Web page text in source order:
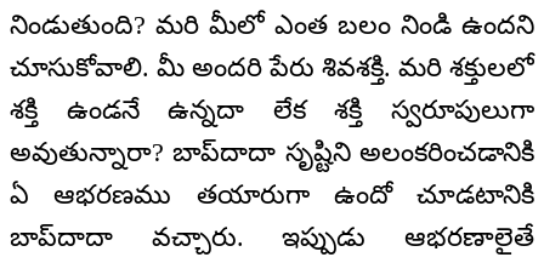
నిండుతుంది? మరి మీలో ఎంత బలం నిండి ఉందని
చూసుకోవాలి. మీ అందరి పేరు శివశక్తి. మరి శక్తులలో
శక్తి ఉండనే ఉన్నదా లేక శక్తి స్వరూపులుగా
అవుతున్నారా? బాప్‌దాదా సృష్టిని అలంకరించడానికి
ఏ ఆభరణము తయారుగా ఉందో చూడటానికి
బాప్‌దాదా వచ్చారు. ఇప్పుడు ఆభరణాలైతే